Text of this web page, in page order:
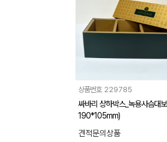
상품번호 229785
싸바리 상하박스_녹용사슴대
190*105mm)
견적문의상품